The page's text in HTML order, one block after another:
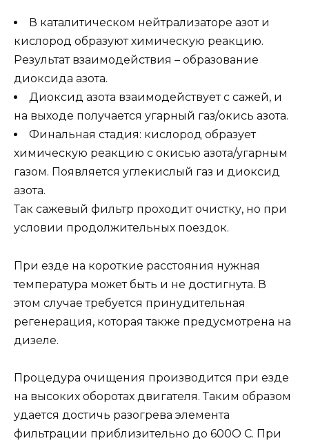
В каталитическом нейтрализаторе азот и
кислород образуют химическую реакцию.
Результат взаимодействия – образование
диоксида азота.
Диоксид азота взаимодействует с сажей, и
на выходе получается угарный газ/окись азота.
Финальная стадия: кислород образует
химическую реакцию с окисью азота/угарным
газом. Появляется углекислый газ и диоксид
азота.
Так сажевый фильтр проходит очистку, но при
условии продолжительных поездок.
При езде на короткие расстояния нужная
температура может быть и не достигнута. В
этом случае требуется принудительная
регенерация, которая также предусмотрена на
дизеле.
Процедура очищения производится при езде
на высоких оборотах двигателя. Таким образом
удается достичь разогрева элемента
фильтрации приблизительно до 600O С. При